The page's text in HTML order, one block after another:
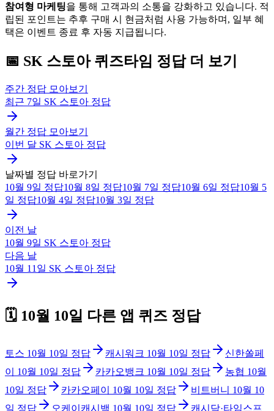
참여형 마케팅을 통해 고객과의 소통을 강화하고 있습니다. 적
립된 포인트는 추후 구매 시 현금처럼 사용 가능하며, 일부 혜
택은 이벤트 종료 후 자동 지급됩니다.
📅 SK 스토아 퀴즈타임 정답 더 보기
주간 정답 모아보기
최근 7일 SK 스토아 정답
월간 정답 모아보기
이번 달 SK 스토아 정답
날짜별 정답 바로가기
10월 9일 정답10월 8일 정답10월 7일 정답10월 6일 정답10월 5
일 정답10월 4일 정답10월 3일 정답
이전 날
10월 9일 SK 스토아 정답
다음 날
10월 11일 SK 스토아 정답
🗓️ 10월 10일 다른 앱 퀴즈 정답
토스 10월 10일 정답 캐시워크 10월 10일 정답
신한쏠페
이
10월 10일 정답 카카오뱅크 10월 10일 정답 농협 10월
10일 정답 카카오페이 10월 10일 정답 비트버니 10월 10
일 정답 오케이캐시백 10월 10일 정답
캐시닥·타임스프